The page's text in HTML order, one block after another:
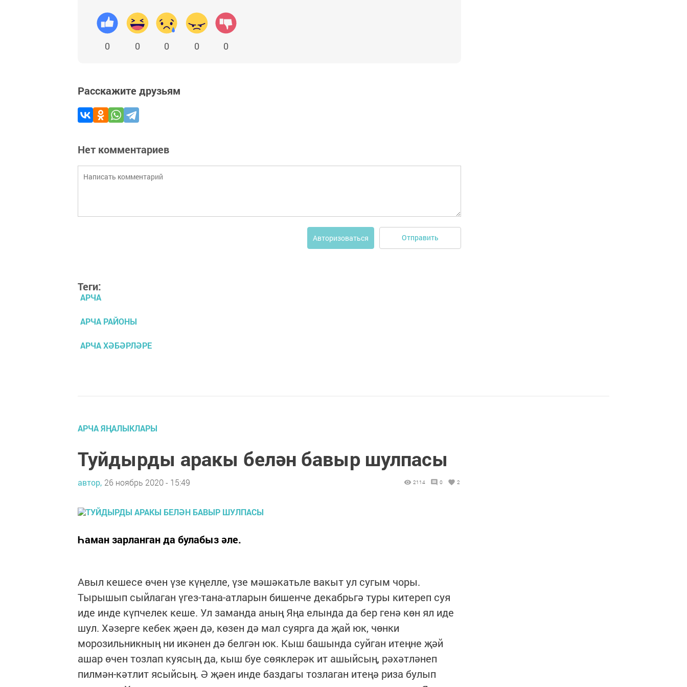
0 0 0 0 0
Расскажите друзьям
Нет комментариев
Авторизоваться Отправить
Теги:
АРЧА
АРЧА РАЙОНЫ
АРЧА ХӘБӘРЛӘРЕ
АРЧА ЯҢАЛЫКЛАРЫ
Туйдырды аракы белән бавыр шулпасы
автор, 26 ноябрь 2020 - 15:49 2114 0 2
Һаман зарланган да булабыз әле.
Авыл кешесе өчен үзе күңелле, үзе мәшәкатьле вакыт ул сугым чоры.
Тырышып сыйлаган үгез-тана-атларын бишенче декабрьгә туры китереп суя
иде инде күпчелек кеше. Ул заманда аның Яңа елында да бер генә көн ял иде
шул. Хәзерге кебек җәен дә, көзен дә мал суярга да җай юк, чөнки
морозильникның ни икәнен дә белгән юк. Кыш башында суйган итеңне җәй
ашар өчен тозлап куясың да, кыш буе сөяклерәк ит ашыйсың, рәхәтләнеп
пилмән-кәтлит ясыйсың. Ә җәен инде баздагы тозлаган итеңә риза булып